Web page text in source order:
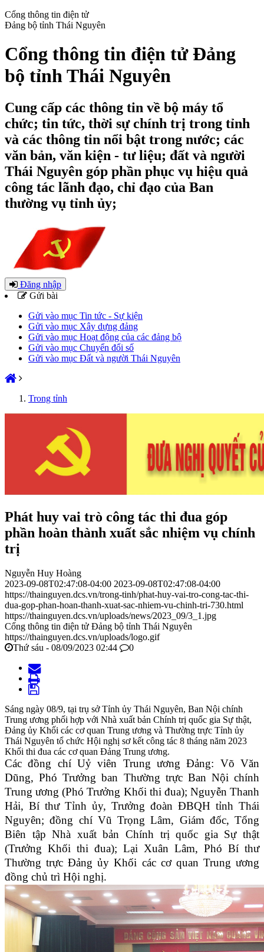
Cổng thông tin điện tử
Đảng bộ tỉnh Thái Nguyên
Cổng thông tin điện tử Đảng
bộ tỉnh Thái Nguyên
Cung cấp các thông tin về bộ máy tổ
chức; tin tức, thời sự chính trị trong tỉnh
và các thông tin nổi bật trong nước; các
văn bản, văn kiện - tư liệu; đất và người
Thái Nguyên góp phần phục vụ hiệu quả
công tác lãnh đạo, chỉ đạo của Ban
thường vụ tỉnh ủy;
Đăng nhập
Gửi bài
Gửi vào mục Tin tức - Sự kiện
Gửi vào mục Xây dựng đảng
Gửi vào mục Hoạt động của các đảng bộ
Gửi vào mục Chuyển đổi số
Gửi vào mục Đất và người Thái Nguyên
Trong tỉnh
Phát huy vai trò công tác thi đua góp
phần hoàn thành xuất sắc nhiệm vụ chính
trị
Nguyễn Huy Hoàng
2023-09-08T02:47:08-04:00 2023-09-08T02:47:08-04:00
https://thainguyen.dcs.vn/trong-tinh/phat-huy-vai-tro-cong-tac-thi-
dua-gop-phan-hoan-thanh-xuat-sac-nhiem-vu-chinh-tri-730.html
https://thainguyen.dcs.vn/uploads/news/2023_09/3_1.jpg
Cổng thông tin điện tử Đảng bộ tỉnh Thái Nguyên
https://thainguyen.dcs.vn/uploads/logo.gif
Thứ sáu - 08/09/2023 02:44
0
Sáng ngày 08/9, tại trụ sở Tỉnh ủy Thái Nguyên, Ban Nội chính
Trung ương phối hợp với Nhà xuất bản Chính trị quốc gia Sự thật,
Đảng ủy Khối các cơ quan Trung ương và Thường trực Tỉnh ủy
Thái Nguyên tổ chức Hội nghị sơ kết công tác 8 tháng năm 2023
Khối thi đua các cơ quan Đảng Trung ương.
Các đồng chí Uỷ viên Trung ương Đảng: Võ Văn
Dũng, Phó Trưởng ban Thường trực Ban Nội chính
Trung ương (Phó Trưởng Khối thi đua); Nguyễn Thanh
Hải, Bí thư Tỉnh ủy, Trưởng đoàn ĐBQH tỉnh Thái
Nguyên; đồng chí Vũ Trọng Lâm, Giám đốc, Tổng
Biên tập Nhà xuất bản Chính trị quốc gia Sự thật
(Trưởng Khối thi đua); Lại Xuân Lâm, Phó Bí thư
Thường trực Đảng ủy Khối các cơ quan Trung ương
đồng chủ trì Hội nghị.